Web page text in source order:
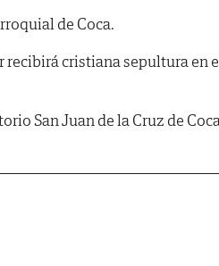
de Coca.
recibirá cristiana sepultura en
San Juan de la Cruz de